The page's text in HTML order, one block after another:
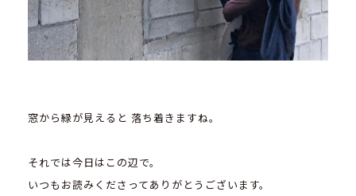
窓から緑が見えると 落ち着きますね。
それでは今日はこの辺で。
いつもお読みくださってありがとうございます。